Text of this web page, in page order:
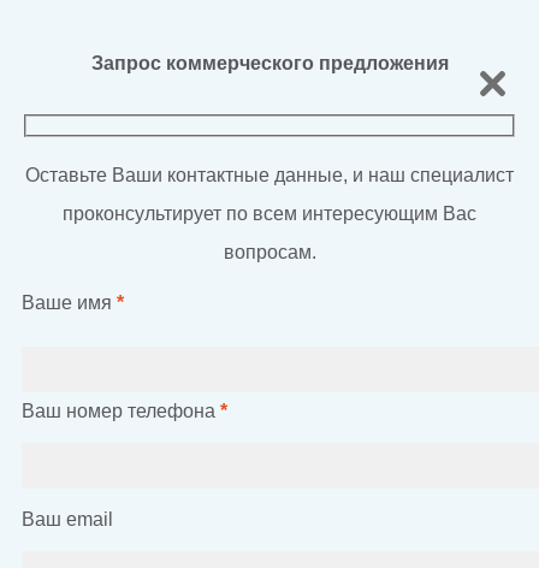
Запрос коммерческого предложения
Оставьте Ваши контактные данные, и наш специалист
проконсультирует по всем интересующим Вас
вопросам.
Ваше имя *
Ваш номер телефона *
Ваш email